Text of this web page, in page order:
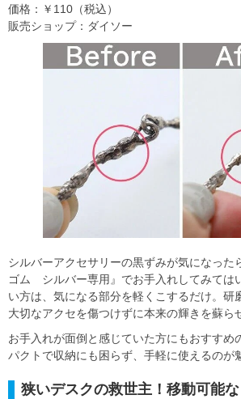
価格：￥110（税込）
販売ショップ：ダイソー
シルバーアクセサリーの黒ずみが気になった
ゴム シルバー専用』でお手入れしてみては
い方は、気になる部分を軽くこするだけ。研
大切なアクセを傷つけずに本来の輝きを蘇ら
お手入れが面倒と感じていた方にもおすすめ
パクトで収納にも困らず、手軽に使えるのが
狭いデスクの救世主！移動可能